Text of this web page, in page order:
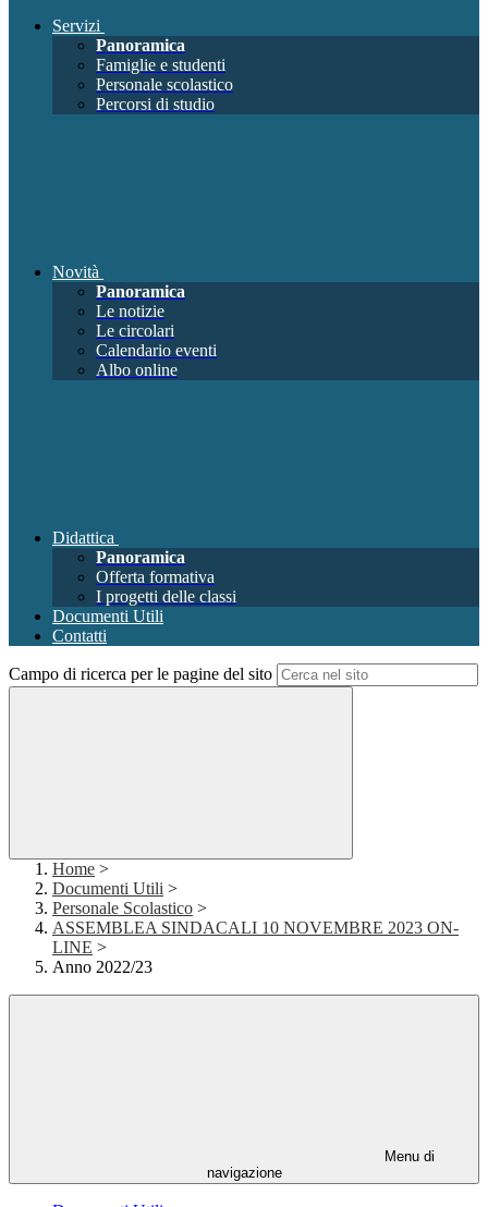
Servizi
Panoramica
Famiglie e studenti
Personale scolastico
Percorsi di studio
Novità
Panoramica
Le notizie
Le circolari
Calendario eventi
Albo online
Didattica
Panoramica
Offerta formativa
I progetti delle classi
Documenti Utili
Contatti
Campo di ricerca per le pagine del sito
Home >
Documenti Utili >
Personale Scolastico >
ASSEMBLEA SINDACALI 10 NOVEMBRE 2023 ON-
LINE >
Anno 2022/23
Menu di
navigazione